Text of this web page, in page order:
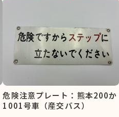
危険注意プレート：熊本200か
1001号車（産交バス）